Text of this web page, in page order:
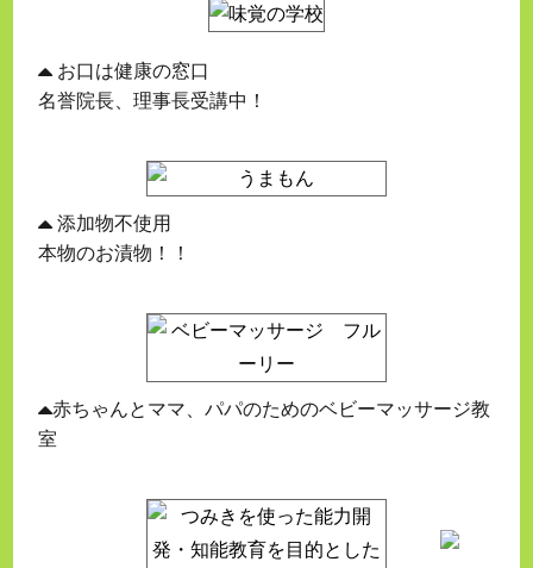
お口は健康の窓口
名誉院長、理事長受講中！
添加物不使用
本物のお漬物！！
赤ちゃんとママ、パパのためのベビーマッサージ教
室